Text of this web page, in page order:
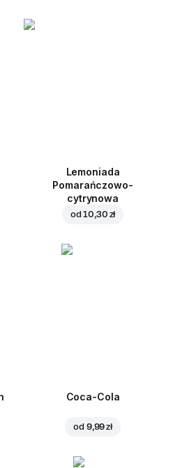
Lemoniada
Pomarańczowo-
cytrynowa
od10,30 zł
Coca-Cola
od 9,99 zł